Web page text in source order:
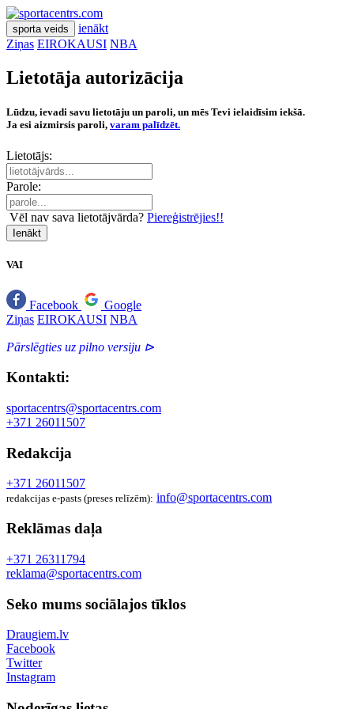
sporta veids
ienākt
Ziņas EIROKAUSI NBA
Lietotāja autorizācija
Lūdzu, ievadi savu lietotāju un paroli, un mēs Tevi ielaidīsim iekšā.
Ja esi aizmirsis paroli, varam palīdzēt.
Lietotājs:
Parole:
Vēl nav sava lietotājvārda? Piereģistrējies!!
Ienākt
VAI
Facebook
Google
Ziņas EIROKAUSI NBA
Pārslēgties uz pilno versiju ⊳
Kontakti:
sportacentrs@sportacentrs.com
+371 26011507
Redakcija
+371 26011507
redakcijas e-pasts (preses relīzēm): info@sportacentrs.com
Reklāmas daļa
+371 26311794
reklama@sportacentrs.com
Seko mums sociālajos tīklos
Draugiem.lv
Facebook
Twitter
Instagram